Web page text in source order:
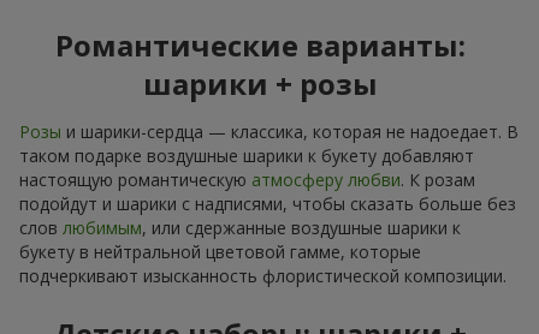
Романтические варианты:
шарики + розы
Розы и шарики-сердца — классика, которая не надоедает. В
таком подарке воздушные шарики к букету добавляют
настоящую романтическую атмосферу любви. К розам
подойдут и шарики с надписями, чтобы сказать больше без
слов любимым, или сдержанные воздушные шарики к
букету в нейтральной цветовой гамме, которые
подчеркивают изысканность флористической композиции.